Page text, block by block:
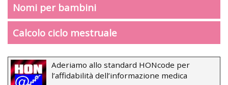
Nomi per bambini
Calcolo ciclo mestruale
Aderiamo allo standard HONcode per
l’affidabilità dell’informazione medica